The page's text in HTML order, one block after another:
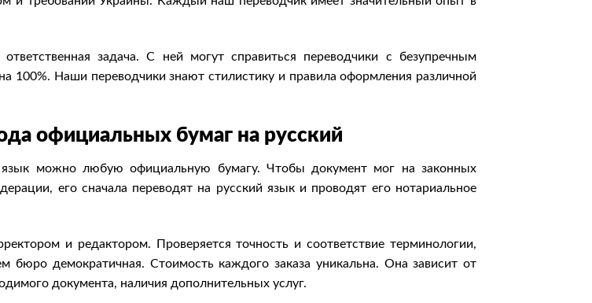
задача. С ней могут справиться переводчики с безупречным
100%. Наши переводчики знают стилистику и правила оформления различной
официальных бумаг на русский
язык можно любую официальную бумагу. Чтобы документ мог на законных
его сначала переводят на русский язык и проводят его нотариальное
и редактором. Проверяется точность и соответствие терминологии,
бюро демократичная. Стоимость каждого заказа уникальна. Она зависит от
документа, наличия дополнительных услуг.